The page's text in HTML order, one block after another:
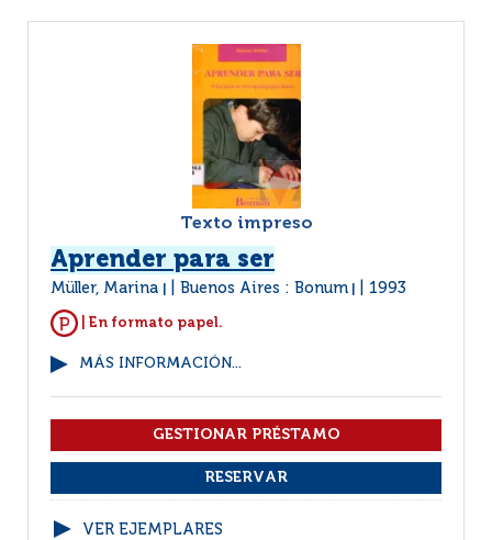
Texto impreso
Aprender para ser
Müller, Marina Buenos Aires : Bonum 1993
| En formato papel.
MÁS INFORMACIÓN...
VER EJEMPLARES